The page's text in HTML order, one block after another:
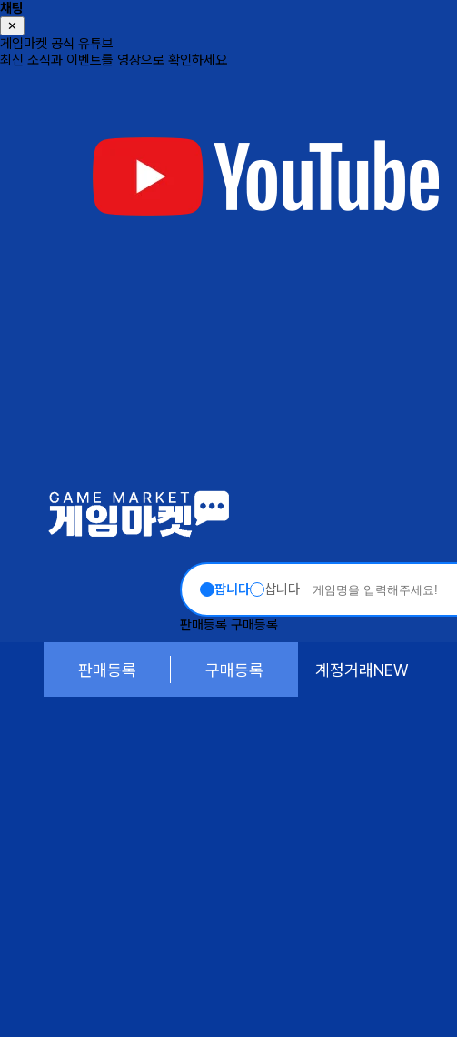
채팅
✕
게임마켓 공식 유튜브
최신 소식과 이벤트를 영상으로 확인하세요
팝니다 삽니다
판매등록 구매등록
판매등록 구매등록 계정거래NEW